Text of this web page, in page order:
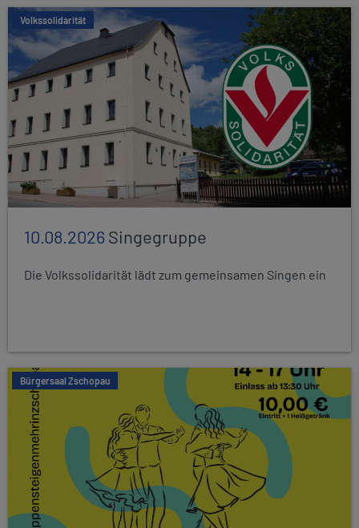
Volkssolidarität
10.08.2026Singegruppe
Die Volkssolidarität lädt zum gemeinsamen Singen ein
Bürgersaal Zschopau